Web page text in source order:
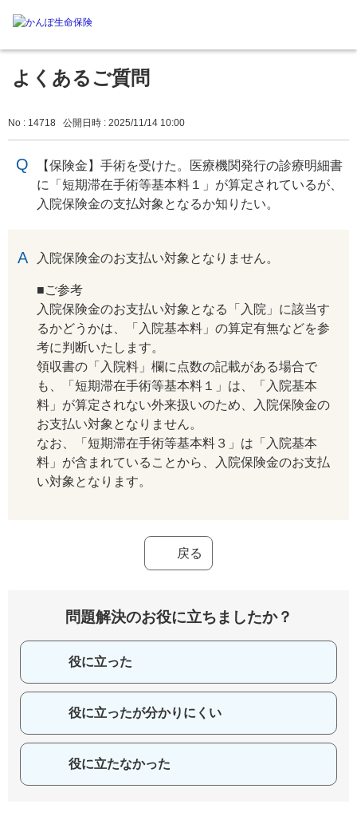
よくあるご質問
No : 14718 公開日時 : 2025/11/14 10:00
【保険金】手術を受けた。医療機関発行の診療明細書
に「短期滞在手術等基本料１」が算定されているが、
入院保険金の支払対象となるか知りたい。
入院保険金のお支払い対象となりません。
■ご参考
入院保険金のお支払い対象となる「入院」に該当す
るかどうかは、「入院基本料」の算定有無などを参
考に判断いたします。
領収書の「入院料」欄に点数の記載がある場合で
も、「短期滞在手術等基本料１」は、「入院基本
料」が算定されない外来扱いのため、入院保険金の
お支払い対象となりません。
なお、「短期滞在手術等基本料３」は「入院基本
料」が含まれていることから、入院保険金のお支払
い対象となります。
戻る
問題解決のお役に立ちましたか？
役に立った
役に立ったが分かりにくい
役に立たなかった